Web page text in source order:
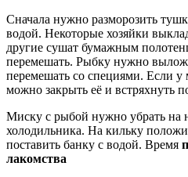
Сначала нужно разморозить
водой. Некоторые хозяйки
другие сушат бумажным
перемешать. Рыбку нужно
перемешать со специями. Если у
можно закрыть её и встряхнуть
Миску с рыбой нужно убрать
холодильника. На кильку
поставить банку с водой. Время
лакомства